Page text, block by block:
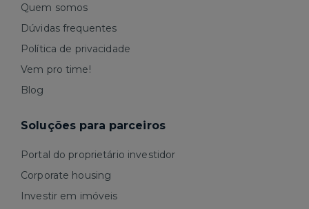
Quem somos
Dúvidas frequentes
Política de privacidade
Vem pro time!
Blog
Soluções para parceiros
Portal do proprietário investidor
Corporate housing
Investir em imóveis